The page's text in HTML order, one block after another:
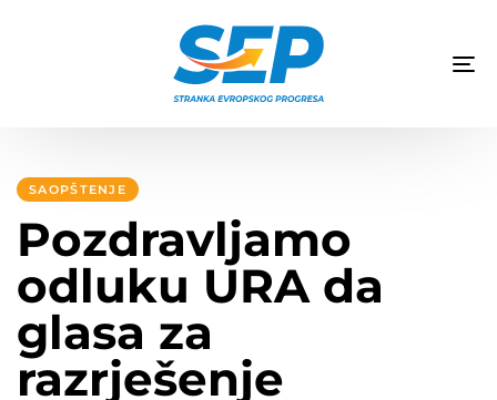
SAOPŠTENJE
Pozdravljamo
odluku URA da
glasa za
razrješenje